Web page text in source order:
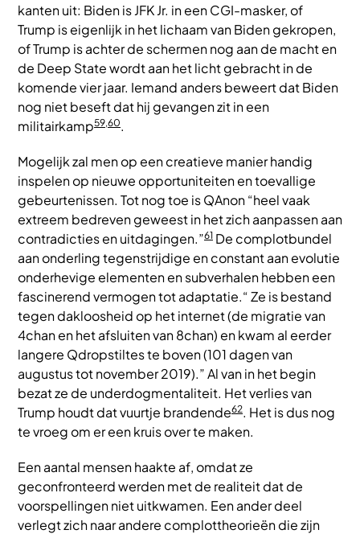
kanten uit: Biden is JFK Jr. in een CGI-masker, of
Trump is eigenlijk in het lichaam van Biden gekropen,
of Trump is achter de schermen nog aan de macht en
de Deep State wordt aan het licht gebracht in de
komende vier jaar. Iemand anders beweert dat Biden
nog niet beseft dat hij gevangen zit in een
militairkamp59,60.
Mogelijk zal men op een creatieve manier handig
inspelen op nieuwe opportuniteiten en toevallige
gebeurtenissen. Tot nog toe is QAnon “heel vaak
extreem bedreven geweest in het zich aanpassen aan
contradicties en uitdagingen.”61 De complotbundel
aan onderling tegenstrijdige en constant aan evolutie
onderhevige elementen en subverhalen hebben een
fascinerend vermogen tot adaptatie.“ Ze is bestand
tegen dakloosheid op het internet (de migratie van
4chan en het afsluiten van 8chan) en kwam al eerder
langere Qdropstiltes te boven (101 dagen van
augustus tot november 2019).” Al van in het begin
bezat ze de underdogmentaliteit. Het verlies van
Trump houdt dat vuurtje brandende62. Het is dus nog
te vroeg om er een kruis over te maken.
Een aantal mensen haakte af, omdat ze
geconfronteerd werden met de realiteit dat de
voorspellingen niet uitkwamen. Een ander deel
verlegt zich naar andere complottheorieën die zijn